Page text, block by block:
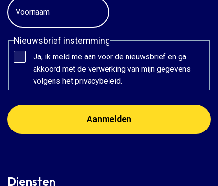
Nieuwsbrief instemming
Ja, ik meld me aan voor de nieuwsbrief en ga
akkoord met de verwerking van mijn gegevens
volgens het privacybeleid.
Diensten